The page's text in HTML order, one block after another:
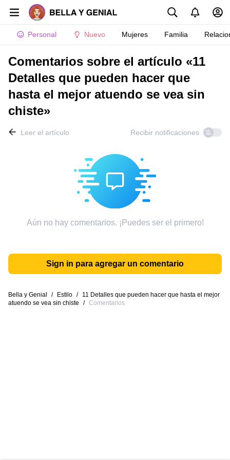
Personal Nuevo Mujeres Familia
Comentarios sobre el artículo «11
Detalles que pueden hacer que
hasta el mejor atuendo se vea sin
chiste»
Leer el artículo Recibir notificaciones
Aún no hay comentarios. ¡Puedes ser el primero!
Sign in para agregar un comentario
Bella y Genial / Estilo /
11 Detalles que pueden hacer que hasta el mejor
atuendo se vea sin chiste
/ Comentarios